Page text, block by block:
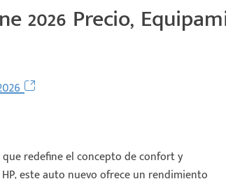
2026 Precio,
que redefine el concepto de confort y